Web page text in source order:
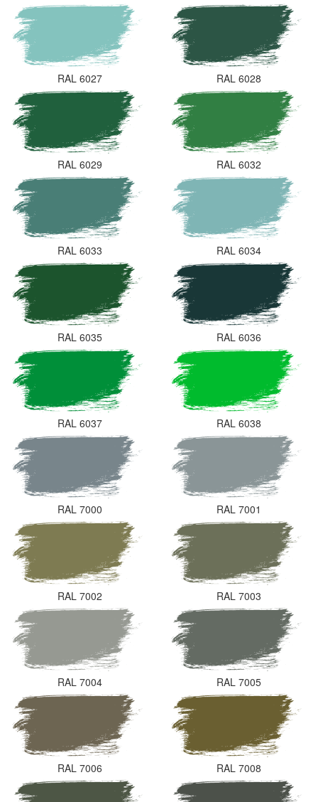
RAL 6027 RAL 6028
RAL 6029 RAL 6032
RAL 6033 RAL 6034
RAL 6035 RAL 6036
RAL 6037 RAL 6038
RAL 7000 RAL 7001
RAL 7002 RAL 7003
RAL 7004 RAL 7005
RAL 7006 RAL 7008